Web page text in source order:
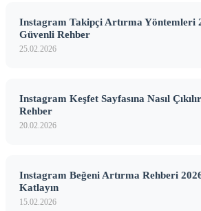
Instagram Takipçi Artırma Yöntemleri
Güvenli Rehber
25.02.2026
Instagram Keşfet Sayfasına Nasıl
Rehber
20.02.2026
Instagram Beğeni Artırma Rehberi
Katlayın
15.02.2026